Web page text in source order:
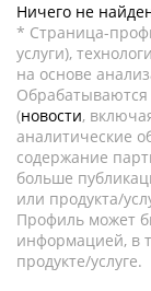
Ничего не
* Страница-
услуги),
на основе
Обрабатываются
(новости,
аналитические
содержание
больше
или продукта/
Профиль может
информацией, в
продукте/услуге.